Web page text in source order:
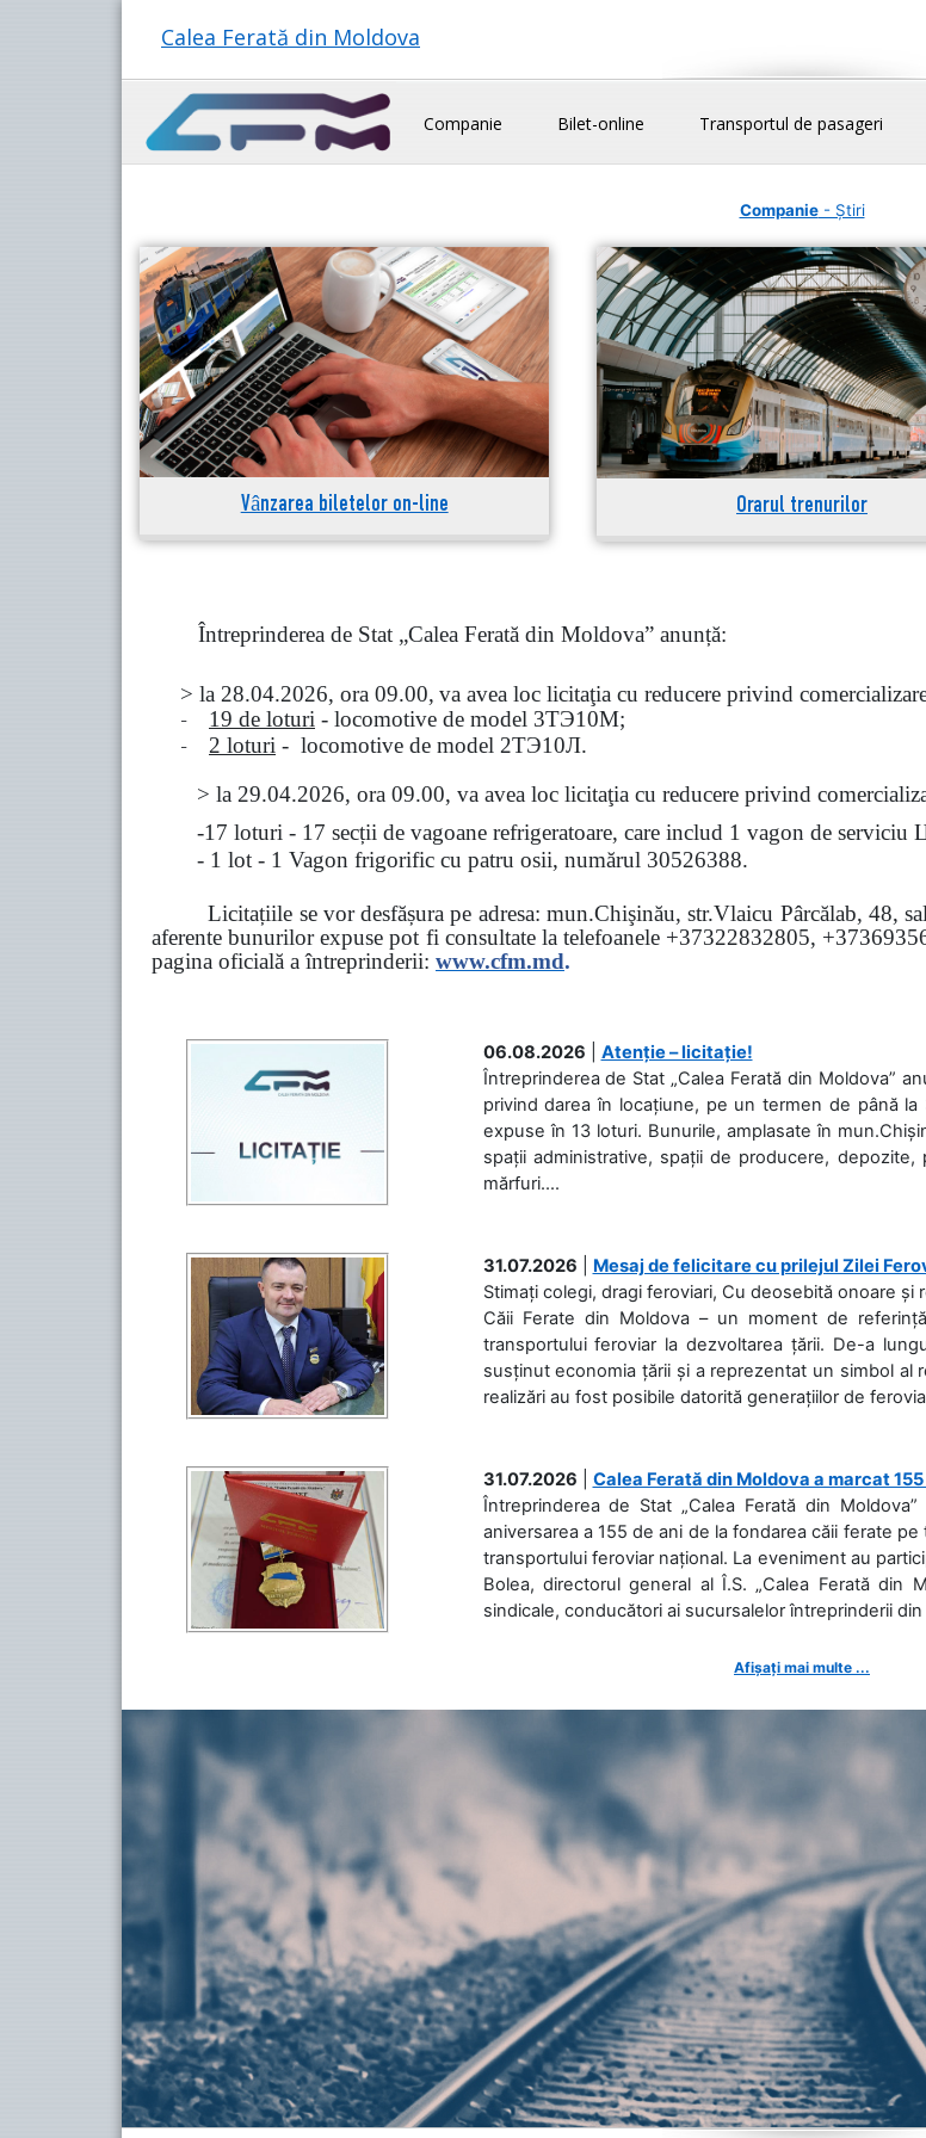
Calea Ferată din Moldova
Companie Bilet-online Transportul de pasageri
Companie- Știri
Vânzarea biletelor on-line Orarul trenurilor
Întreprinderea de Stat „Calea Ferată din Moldova” anunță:
> la 28.04.2026, ora 09.00, va avea loc licitaţia cu reducere privind
- 19 de loturi - locomotive de model 3ТЭ10М;
- 2 loturi - locomotive de model 2ТЭ10Л.
> la 29.04.2026, ora 09.00, va avea loc licitaţia cu reducere privind
-17 loturi - 17 secții de vagoane refrigeratoare, care includ 1 vagon de
- 1 lot - 1 Vagon frigorific cu patru osii, numărul 30526388.
Licitațiile se vor desfășura pe adresa: mun.Chişinău, str.Vlaicu Pârcălab, 48,
aferente bunurilor expuse pot fi consultate la telefoanele +37322832805,
pagina oficială a întreprinderii: www.cfm.md.
06.08.2026
Atenție – licitație!
Întreprinderea de Stat „Calea Ferată din Moldova”
privind darea în locațiune, pe un termen de până
expuse în 13 loturi. Bunurile, amplasate în
spații administrative, spații de producere,
mărfuri....
31.07.2026
Mesaj de felicitare cu prilejul Zilei
Stimați colegi, dragi feroviari, Cu deosebită onoare
Căii Ferate din Moldova – un moment de
transportului feroviar la dezvoltarea țării. De-a
susținut economia țării și a reprezentat un simbol al
realizări au fost posibile datorită generațiilor de
31.07.2026
Calea Ferată din Moldova a marcat
Întreprinderea de Stat „Calea Ferată din
aniversarea a 155 de ani de la fondarea căii ferate
transportului feroviar național. La eveniment au
Bolea, directorul general al Î.S. „Calea Ferată din
sindicale, conducători ai sucursalelor întreprinderii
Afișați mai multe ...